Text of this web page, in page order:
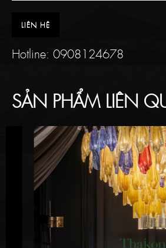
LIÊN HỆ
Hotline: 0908124678
SẢN PHẨM LIÊN